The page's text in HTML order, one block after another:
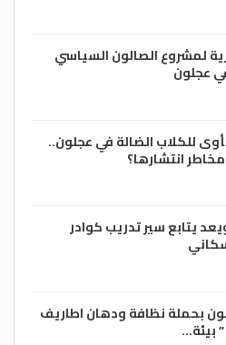
لمشروع الصالون السياسي
عجلون
للكلاب الضالة في عجلون..
انتشارها؟
يتابع سير تدريب كوادر
بحملة نظافة ودهان اطاريف
بيئة…